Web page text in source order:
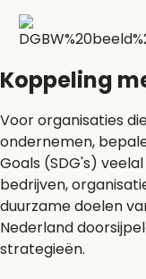
Koppeling
Voor organisaties
ondernemen,
Goals (SDG's)
bedrijven,
duurzame doelen
Nederland
strategieën.